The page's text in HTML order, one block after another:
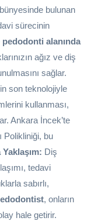
bulunan
sürecinin
pedodonti alanında
ağız ve diş
sağlar.
son teknolojiyle
kullanması,
Ankara İncek’te
Polikliniği, bu
Diş
tedavi
sabırlı,
, onların
hale getirir.